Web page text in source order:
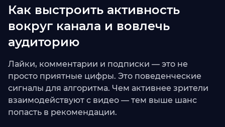
Как выстроить активность
вокруг канала и вовлечь
аудиторию
Лайки, комментарии и подписки — это не
просто приятные цифры. Это поведенческие
сигналы для алгоритма. Чем активнее зрители
взаимодействуют с видео — тем выше шанс
попасть в рекомендации.